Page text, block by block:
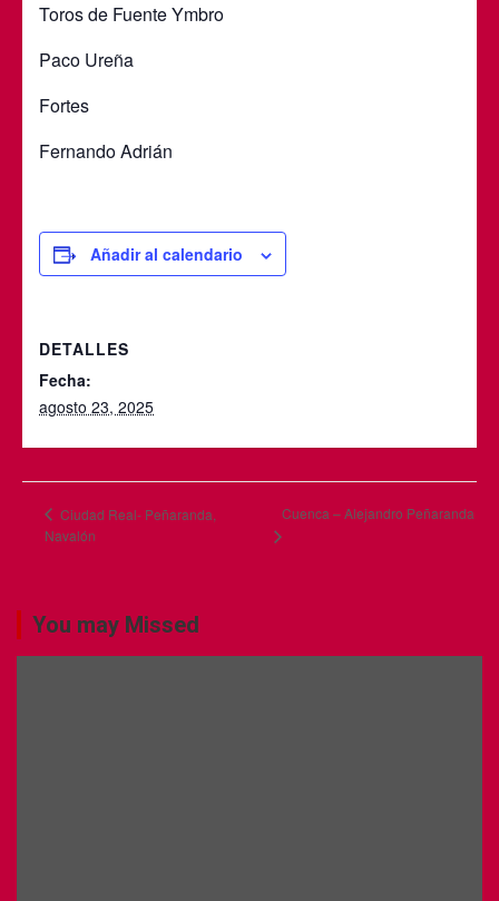
Toros de Fuente Ymbro
Paco Ureña
Fortes
Fernando Adrián
Añadir al calendario
DETALLES
Fecha:
agosto 23, 2025
Ciudad Real- Peñaranda,
Navalón
Cuenca – Alejandro Peñaranda
You may Missed